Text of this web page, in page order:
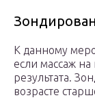
К данному
если массаж
результата.
возрасте